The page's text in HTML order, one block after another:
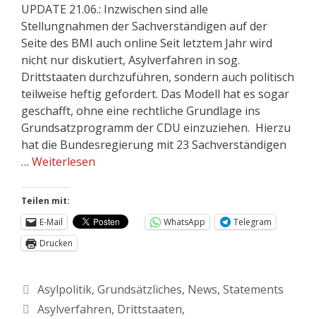
UPDATE 21.06.: Inzwischen sind alle
Stellungnahmen der Sachverständigen auf der
Seite des BMI auch online Seit letztem Jahr wird
nicht nur diskutiert, Asylverfahren in sog.
Drittstaaten durchzuführen, sondern auch politisch
teilweise heftig gefordert. Das Modell hat es sogar
geschafft, ohne eine rechtliche Grundlage ins
Grundsatzprogramm der CDU einzuziehen. Hierzu
hat die Bundesregierung mit 23 Sachverständigen
… Weiterlesen
Teilen mit:
E-Mail
WhatsApp
Telegram
Drucken
Asylpolitik, Grundsätzliches, News, Statements
Asylverfahren, Drittstaaten,